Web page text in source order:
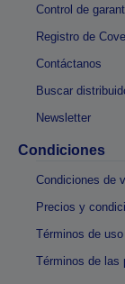
Control de
Registro de
Contáctanos
Buscar
Newsletter
Condiciones
Condiciones de
Precios y
Términos de uso
Términos de las